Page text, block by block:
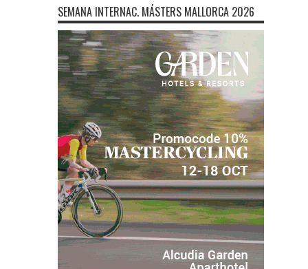
SEMANA INTERNAC. MÁSTERS MALLORCA 2026